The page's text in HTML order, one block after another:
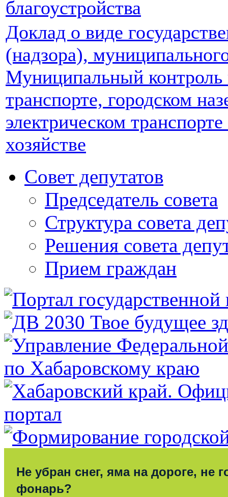
благоустройства
Доклад о виде
(надзора),
Муниципальный контроль
транспорте, городском
электрическом
хозяйстве
Совет депутатов
Председатель совета
Структура совета
Решения совета
Прием граждан
Не убран снег, яма на дороге, не
фонарь?